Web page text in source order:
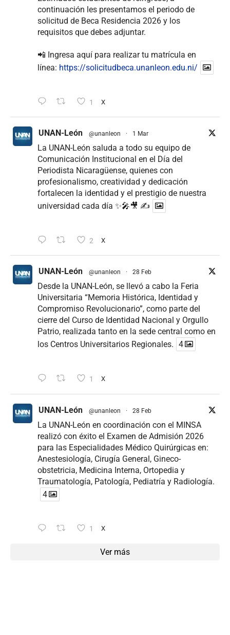
continuación les presentamos el periodo de
solicitud de Beca Residencia 2026 y los
requisitos que debes adjuntar.
📲 Ingresa aquí para realizar tu matrícula en
línea: https://solicitudbeca.unanleon.edu.ni/
1 X
UNAN-León @unanleon · 1 Mar
La UNAN-León saluda a todo su equipo de
Comunicación Institucional en el Día del
Periodista Nicaragüense, quienes con
profesionalismo, creatividad y dedicación
fortalecen la identidad y el prestigio de nuestra
universidad cada día ✨🎤🎥 ✍
2 X
UNAN-León @unanleon · 28 Feb
Desde la UNAN-León, se llevó a cabo la Feria
Universitaria “Memoria Histórica, Identidad y
Compromiso Revolucionario”, como parte del
cierre del Curso de Identidad Nacional y Orgullo
Patrio, realizada tanto en la sede central como en
los Centros Universitarios Regionales. 4
1 X
UNAN-León @unanleon · 28 Feb
La UNAN-León en coordinación con el MINSA
realizó con éxito el Examen de Admisión 2026
para las Especialidades Médico Quirúrgicas en:
Anestesiología, Cirugía General, Gineco-
obstetricia, Medicina Interna, Ortopedia y
Traumatología, Patología, Pediatría y Radiología.
4
1 X
Ver más